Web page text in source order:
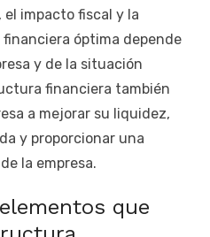
impacto fiscal y la
óptima depende
y de la situación
financiera también
a mejorar su liquidez,
y proporcionar una
la empresa.
que